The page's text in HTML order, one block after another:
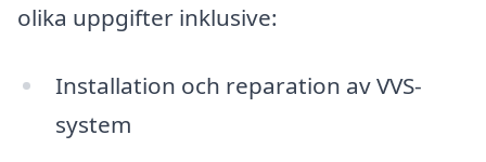
olika uppgifter inklusive:
Installation och reparation av VVS-
system